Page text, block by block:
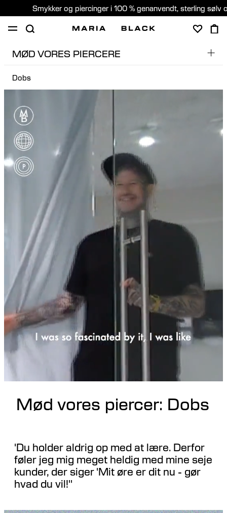
Smykker og piercinger i 100 % genanvendt, sterling sølv
SHOP GAVER PIERCING
PIERCING KONSULTATION
MØD VORES PIERCERE
Dobs
Edu
Pere
Sara
Dobs
Mød vores piercer: Dobs
'Du holder aldrig op med at lære. Derfor
føler jeg mig meget heldig med mine seje
kunder, der siger 'Mit øre er dit nu - gør
hvad du vil!''